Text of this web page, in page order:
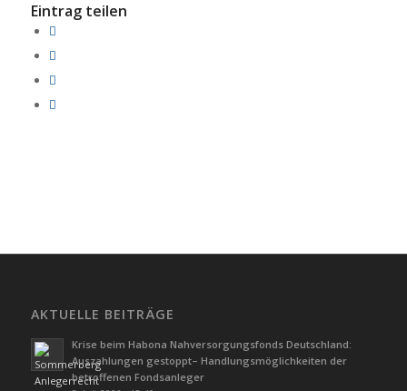
Eintrag teilen
AKTUELLE BEITRÄGE
Krise beim Habona Nahversorgungsfonds Deutschland:
Auszahlungen gestoppt– Handlungsmöglichkeiten der
betroffenen Fondsanleger